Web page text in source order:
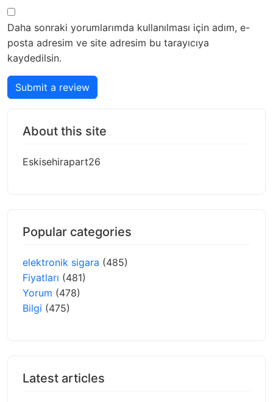
Daha sonraki yorumlarımda kullanılması için adım, e-
posta adresim ve site adresim bu tarayıcıya
kaydedilsin.
Submit a review
About this site
Eskisehirapart26
Popular categories
elektronik sigara (485)
Fiyatları (481)
Yorum (478)
Bilgi (475)
Latest articles